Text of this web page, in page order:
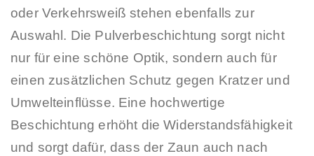
oder Verkehrsweiß stehen ebenfalls zur
Auswahl. Die Pulverbeschichtung sorgt nicht
nur für eine schöne Optik, sondern auch für
einen zusätzlichen Schutz gegen Kratzer und
Umwelteinflüsse. Eine hochwertige
Beschichtung erhöht die Widerstandsfähigkeit
und sorgt dafür, dass der Zaun auch nach